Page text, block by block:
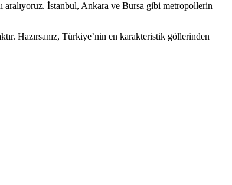
aralıyoruz. İstanbul, Ankara ve Bursa gibi metropollerin
Hazırsanız, Türkiye’nin en karakteristik göllerinden